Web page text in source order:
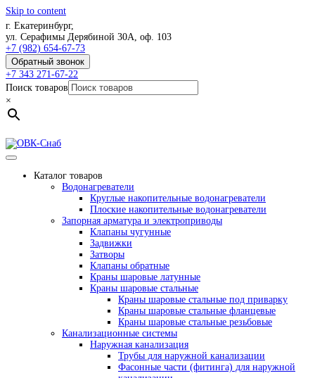
Skip to content
г. Екатеринбург,
ул. Серафимы Дерябиной 30А, оф. 103
+7 (982) 654-67-73
Обратный звонок
+7 343 271-67-22
Поиск товаров
×
Каталог товаров
Водонагреватели
Круглые накопительные водонагреватели
Плоские накопительные водонагреватели
Запорная арматура и электроприводы
Клапаны чугунные
Задвижки
Затворы
Клапаны обратные
Краны шаровые латунные
Краны шаровые стальные
Краны шаровые стальные под приварку
Краны шаровые стальные фланцевые
Краны шаровые стальные резьбовые
Канализационные системы
Наружная канализация
Трубы для наружной канализации
Фасонные части (фитинга) для наружной